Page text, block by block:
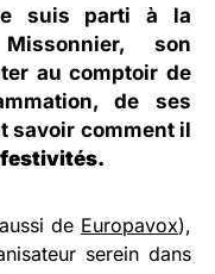
suis parti à la
, son
au comptoir de
de ses
savoir comment il
de Europavox),
serein dans